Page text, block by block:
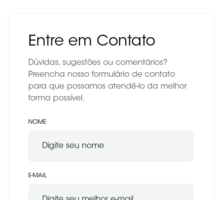
Entre em Contato
Dúvidas, sugestões ou comentários?
Preencha nosso formulário de contato
para que possamos atendê-lo da melhor
forma possível.
NOME
E-MAIL